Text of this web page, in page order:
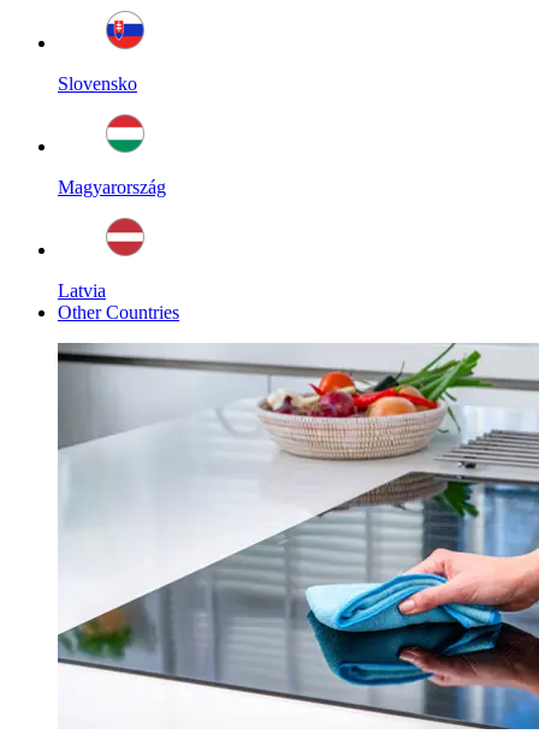
Slovensko
Magyarország
Latvia
Other Countries